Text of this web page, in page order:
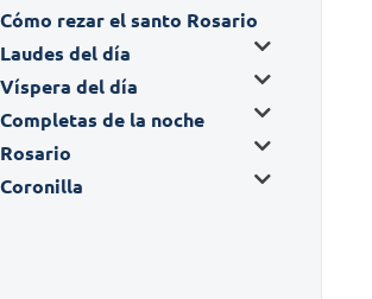
Cómo rezar el santo Rosario
Laudes del día
Víspera del día
Completas de la noche
Rosario
Coronilla